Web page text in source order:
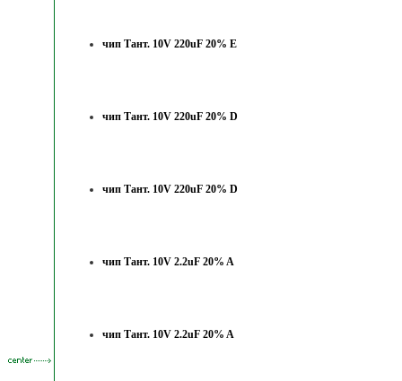
чип Тант. 10V 220uF 20% E
чип Тант. 10V 220uF 20% D
чип Тант. 10V 220uF 20% D
чип Тант. 10V 2.2uF 20% A
чип Тант. 10V 2.2uF 20% A